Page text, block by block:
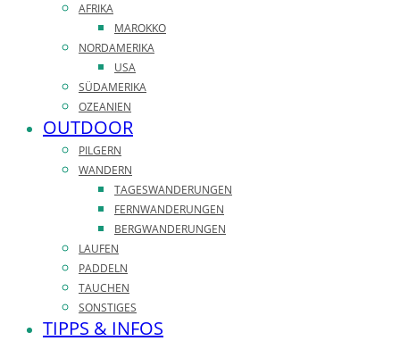
AFRIKA
MAROKKO
NORDAMERIKA
USA
SÜDAMERIKA
OZEANIEN
OUTDOOR
PILGERN
WANDERN
TAGESWANDERUNGEN
FERNWANDERUNGEN
BERGWANDERUNGEN
LAUFEN
PADDELN
TAUCHEN
SONSTIGES
TIPPS & INFOS